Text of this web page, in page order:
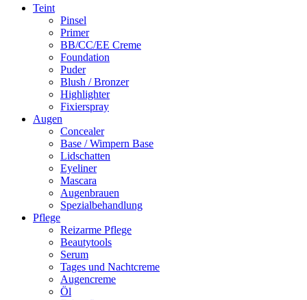
Primäres
Teint
Pinsel
Primer
BB/CC/EE Creme
Foundation
Puder
Blush / Bronzer
Highlighter
Fixierspray
Augen
Concealer
Base / Wimpern Base
Lidschatten
Eyeliner
Mascara
Augenbrauen
Spezialbehandlung
Pflege
Reizarme Pflege
Beautytools
Serum
Tages und Nachtcreme
Augencreme
Öl